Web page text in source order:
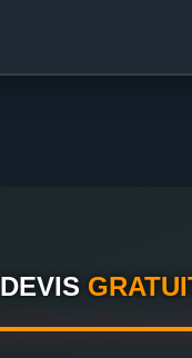
DEVIS